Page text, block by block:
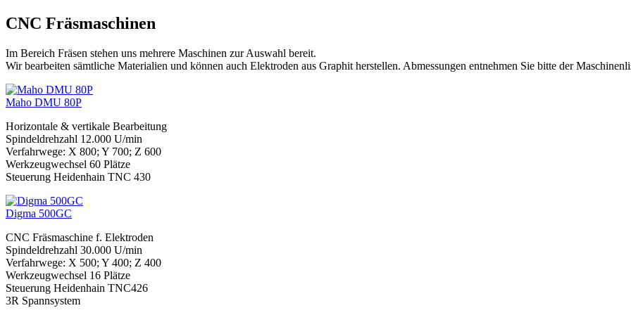
CNC Fräsmaschinen
Im Bereich Fräsen stehen uns mehrere Maschinen zur Auswahl bereit.
Wir bearbeiten sämtliche Materialien und können auch Elektroden aus Graphit herstellen. Abmessungen entnehmen Sie bitte der
Maho DMU 80P
Horizontale & vertikale Bearbeitung
Spindeldrehzahl 12.000 U/min
Verfahrwege: X 800; Y 700; Z 600
Werkzeugwechsel 60 Plätze
Steuerung Heidenhain TNC 430
Digma 500GC
CNC Fräsmaschine f. Elektroden
Spindeldrehzahl 30.000 U/min
Verfahrwege: X 500; Y 400; Z 400
Werkzeugwechsel 16 Plätze
Steuerung Heidenhain TNC426
3R Spannsystem